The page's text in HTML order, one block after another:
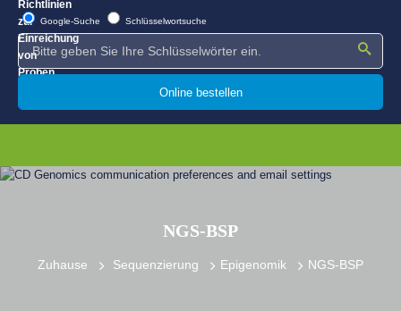
Google-Suche Schlüsselwortsuche
Online bestellen
NGS-BSP
Zuhause Sequenzierung Epigenomik NGS-BSP